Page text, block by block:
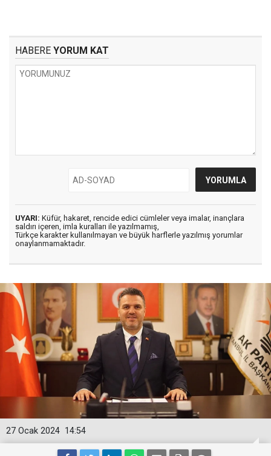
HABERE YORUM KAT
UYARI: Küfür, hakaret, rencide edici cümleler veya imalar, inançlara
saldırı içeren, imla kuralları ile yazılmamış,
Türkçe karakter kullanılmayan ve büyük harflerle yazılmış yorumlar
onaylanmamaktadır.
14:54
27 Ocak 2024